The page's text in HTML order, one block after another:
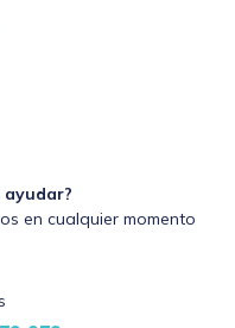
ayudar?
en cualquier momento